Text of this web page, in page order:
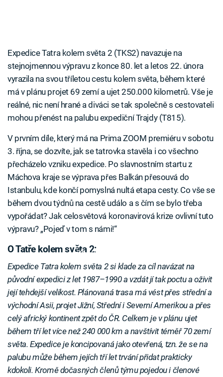
Expedice Tatra kolem světa 2 (TKS2) navazuje na
stejnojmennou výpravu z konce 80. let a letos 22. února
vyrazila na svou tříletou cestu kolem světa, během které
má v plánu projet 69 zemí a ujet 250.000 kilometrů. Vše je
reálné, nic není hrané a diváci se tak společně s cestovateli
mohou přenést na palubu expediční Trajdy (T815).
V prvním díle, který má na Prima ZOOM premiéru v sobotu
3. října, se dozvíte, jak se tatrovka stavěla i co všechno
přecházelo vzniku expedice. Po slavnostním startu z
Máchova kraje se výprava přes Balkán přesouvá do
Istanbulu, kde končí pomyslná nultá etapa cesty. Co vše se
během dvou týdnů na cestě událo a s čím se bylo třeba
vypořádat? Jak celosvětová koronavirová krize ovlivní tuto
výpravu? „Pojeď v tom s námi!“
Failed to fetch
O Tatře kolem světa 2:
Expedice Tatra kolem světa 2 si klade za cíl navázat na
původní expedici z let 1987–1990 a vzdát jí tak poctu a oživit
její tehdejší velikost. Plánovaná trasa má vést přes střední a
východní Asii, projet Jižní, Střední i Severní Amerikou a přes
celý africký kontinent zpět do ČR. Celkem je v plánu ujet
během tří let více než 240 000 km a navštívit téměř 70 zemí
světa. Expedice je koncipovaná jako otevřená, tzn. že se na
palubu může během jejích tří let trvání přidat prakticky
kdokoli. Kromě dočasných členů týmu pojedou i členové